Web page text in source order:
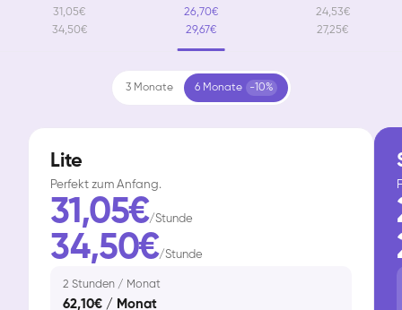
31,05€
34,50€
26,70€
29,67€
24,53€
27,25€
3 Monate 6 Monate -10%
Lite
Perfekt zum Anfang.
31,05€/Stunde
34,50€/Stunde
2 Stunden / Monat
62,10€ / Monat